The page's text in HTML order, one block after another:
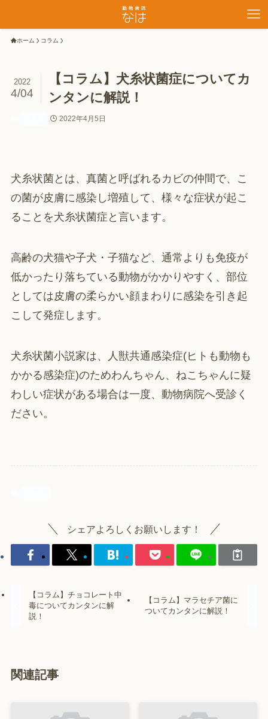
ホーム コラム
【コラム】犬糸状菌症についてカ
ンタンに解説！
2022
4/04
2022年4月5日
犬糸状菌とは、真菌と呼ばれるカビの仲間で、こ
の菌が皮膚に感染し増殖して、様々な症状が起こ
ることを犬糸状菌症と言います。
高齢の犬猫や子犬・子猫など、通常よりも免疫が
低かったり落ちている動物がかかりやすく、部位
としては皮膚の柔らかい顔まわりに感染を引き起
こして発症します。
犬糸状菌小説家は、人獣共通感染症(ヒトも動物も
かかる感染症)のためわんちゃん、ねこちゃんに疑
わしい症状がある場合は一度、動物病院へ受診く
ださい。
シェアよろしくお願いします！
【コラム】チョコレート中
毒についてカンタンに解
説！
【コラム】マラセチア菌に
ついてカンタンに解説！
関連記事